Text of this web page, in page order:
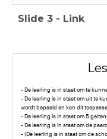
Slide 3 - Link
- De leerling is in staat om te
- De leerling is in staat om uit te
wordt bepaald en kan dit
- De leerling is in staat om 5
- De leerling is in staat om de
- (De leerling is in staat om de